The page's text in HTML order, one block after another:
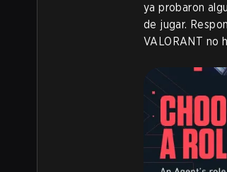
ya probaron
de jugar.
VALORANT no